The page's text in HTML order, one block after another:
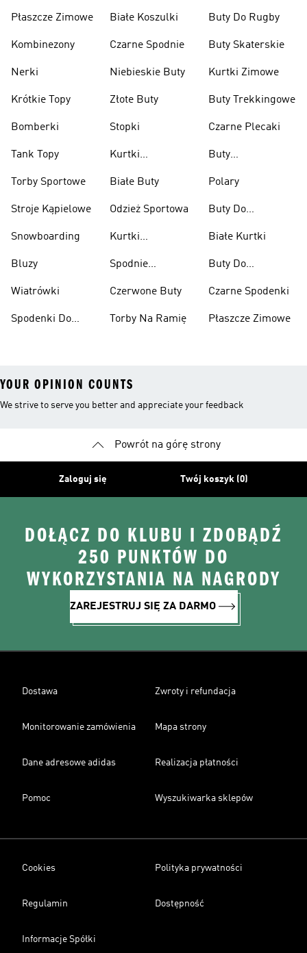
Płaszcze Zimowe
Kombinezony
Nerki
Krótkie Topy
Bomberki
Tank Topy
Torby Sportowe
Stroje Kąpielowe
Snowboarding
Bluzy
Wiatrówki
Spodenki Do
Białe Koszulki
Czarne Spodnie
Niebieskie Buty
Złote Buty
Stopki
Kurtki
Białe Buty
Odzież Sportowa
Kurtki
Spodnie
Czerwone Buty
Torby Na Ramię
Buty Do Rugby
Buty Skaterskie
Kurtki Zimowe
Buty Trekkingowe
Czarne Plecaki
Buty
Polary
Buty Do
Ciężarów
Białe Kurtki
Buty Do
Czarne Spodenki
Płaszcze Zimowe
YOUR OPINION COUNTS
We strive to serve you better and appreciate your feedback
Powrót na górę strony
Zaloguj się Twój koszyk (0)
DOŁĄCZ DO KLUBU I ZDOBĄDŹ
250 PUNKTÓW DO
WYKORZYSTANIA NA NAGRODY
ZAREJESTRUJ SIĘ ZA DARMO
Dostawa Zwroty i refundacja
Monitorowanie zamówienia Mapa strony
Dane adresowe adidas Realizacja płatności
Pomoc Wyszukiwarka sklepów
Cookies Polityka prywatności
Regulamin Dostępność
Informacje Spółki